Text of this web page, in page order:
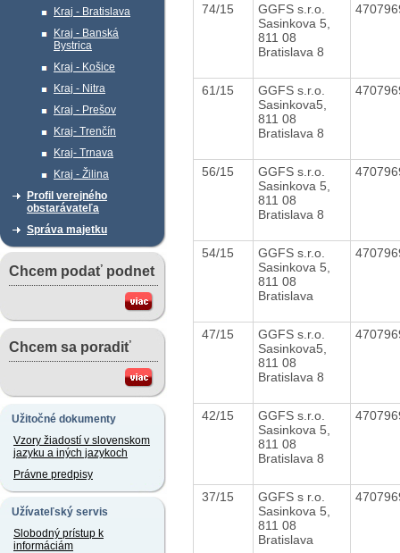
Kraj - Bratislava
Kraj - Banská
Bystrica
Kraj - Košice
Kraj - Nitra
Kraj - Prešov
Kraj- Trenčín
Kraj- Trnava
Kraj - Žilina
Profil verejného
obstarávateľa
Správa majetku
Chcem podať podnet
Chcem sa poradiť
Užitočné dokumenty
Vzory žiadostí v slovenskom
jazyku a iných jazykoch
Právne predpisy
Užívateľský servis
Slobodný prístup k
informáciám
74/15
GGFS s.r.o.
Sasinkova 5,
811 08
Bratislava 8
61/15
GGFS s.r.o.
Sasinkova5,
811 08
Bratislava 8
56/15
GGFS s.r.o.
Sasinkova 5,
811 08
Bratislava 8
54/15
GGFS s.r.o.
Sasinkova 5,
811 08
Bratislava
47/15
GGFS s.r.o.
Sasinkova5,
811 08
Bratislava 8
42/15
GGFS s.r.o.
Sasinkova 5,
811 08
Bratislava 8
37/15
GGFS s r.o.
Sasinkova 5,
811 08
Bratislava